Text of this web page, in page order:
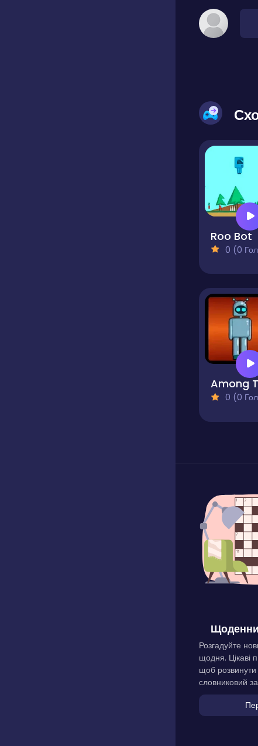
Roo Bot
0 (0
0 (0
Розгадуйте
щодня. Цікаві
щоб розвинути
словниковий